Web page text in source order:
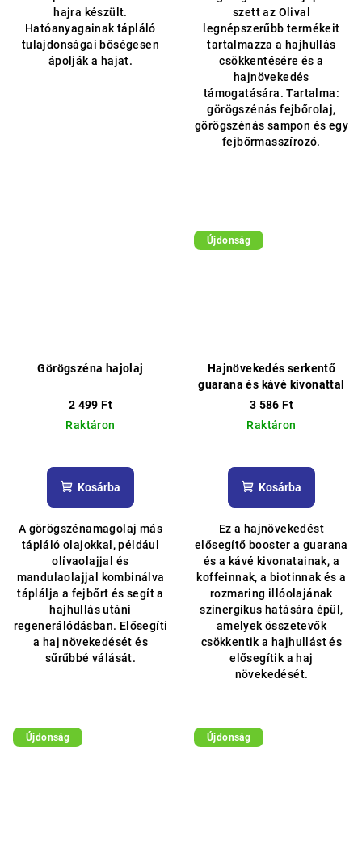
4,3
csillag.
hajra készült.
Hatóanyagainak tápláló
tulajdonságai bőségesen
ápolják a hajat.
szett az Olival
legnépszerűbb termékeit
tartalmazza a hajhullás
csökkentésére és a
hajnövekedés
támogatására. Tartalma:
görögszénás fejbőrolaj,
görögszénás sampon és egy
fejbőrmasszírozó.
Görögszéna hajolaj
2 499 Ft
Raktáron
Kosárba
A görögszénamagolaj más
tápláló olajokkal, például
olívaolajjal és
mandulaolajjal kombinálva
táplálja a fejbőrt és segít a
hajhullás utáni
regenerálódásban. Elősegíti
a haj növekedését és
sűrűbbé válását.
Újdonság
Hajnövekedés serkentő
guarana és kávé kivonattal
3 586 Ft
Raktáron
Kosárba
Ez a hajnövekedést
elősegítő booster a guarana
és a kávé kivonatainak, a
koffeinnak, a biotinnak és a
rozmaring illóolajának
szinergikus hatására épül,
amelyek összetevők
csökkentik a hajhullást és
elősegítik a haj
növekedését.
Újdonság Újdonság